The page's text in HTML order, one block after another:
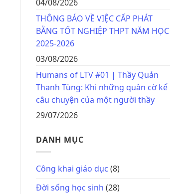
04/08/2026
THÔNG BÁO VỀ VIỆC CẤP PHÁT
BẰNG TỐT NGHIỆP THPT NĂM HỌC
2025-2026
03/08/2026
Humans of LTV #01 | Thầy Quản
Thanh Tùng: Khi những quân cờ kể
câu chuyện của một người thầy
29/07/2026
DANH MỤC
Công khai giáo dục (8)
Đời sống học sinh (28)